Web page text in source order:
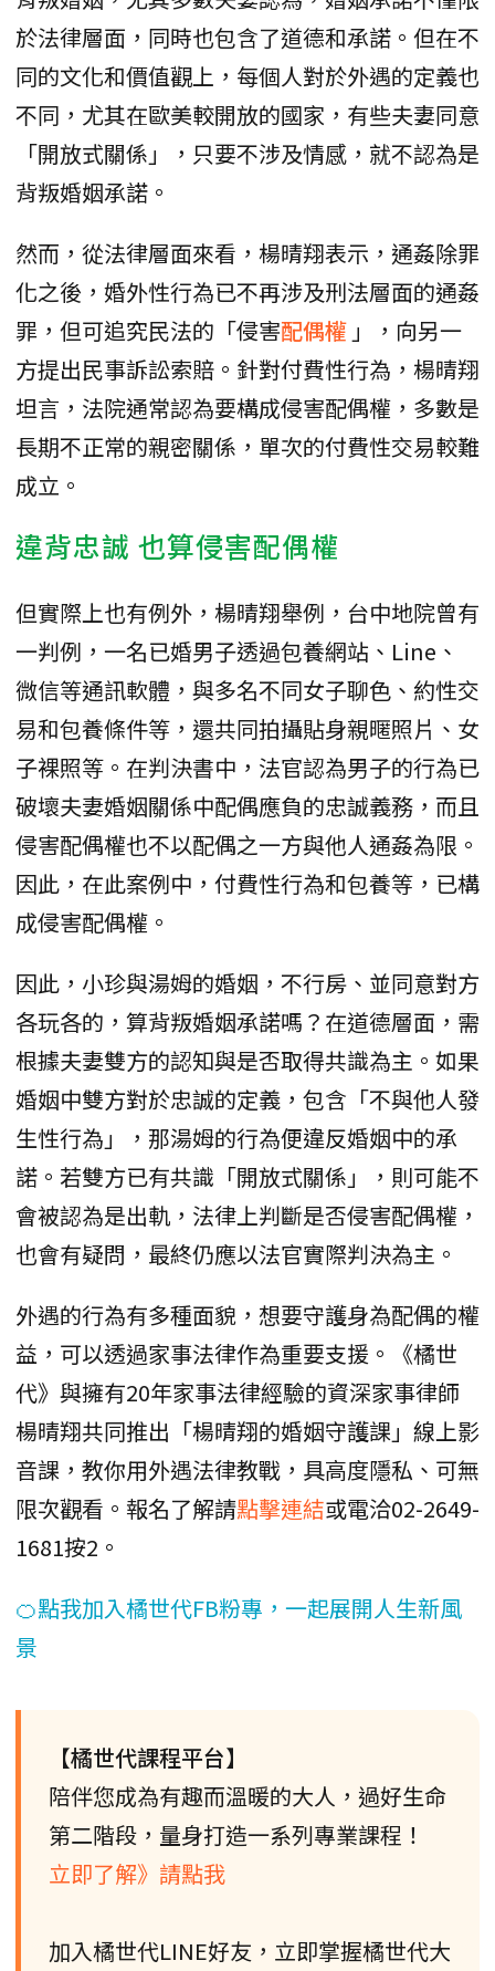
於法律層面，同時也包含了道德和承諾。但在不
同的文化和價值觀上，每個人對於外遇的定義也
不同，尤其在歐美較開放的國家，有些夫妻同意
「開放式關係」，只要不涉及情感，就不認為是
背叛婚姻承諾。
然而，從法律層面來看，楊晴翔表示，通姦除罪
化之後，婚外性行為已不再涉及刑法層面的通姦
罪，但可追究民法的「侵害配偶權 」，向另一
方提出民事訴訟索賠。針對付費性行為，楊晴翔
坦言，法院通常認為要構成侵害配偶權，多數是
長期不正常的親密關係，單次的付費性交易較難
成立。
違背忠誠 也算侵害配偶權
但實際上也有例外，楊晴翔舉例，台中地院曾有
一判例，一名已婚男子透過包養網站、Line、
微信等通訊軟體，與多名不同女子聊色、約性交
易和包養條件等，還共同拍攝貼身親暱照片、女
子裸照等。在判決書中，法官認為男子的行為已
破壞夫妻婚姻關係中配偶應負的忠誠義務，而且
侵害配偶權也不以配偶之一方與他人通姦為限。
因此，在此案例中，付費性行為和包養等，已構
成侵害配偶權。
因此，小珍與湯姆的婚姻，不行房、並同意對方
各玩各的，算背叛婚姻承諾嗎？在道德層面，需
根據夫妻雙方的認知與是否取得共識為主。如果
婚姻中雙方對於忠誠的定義，包含「不與他人發
生性行為」，那湯姆的行為便違反婚姻中的承
諾。若雙方已有共識「開放式關係」，則可能不
會被認為是出軌，法律上判斷是否侵害配偶權，
也會有疑問，最終仍應以法官實際判決為主。
外遇的行為有多種面貌，想要守護身為配偶的權
益，可以透過家事法律作為重要支援。《橘世
代》與擁有20年家事法律經驗的資深家事律師
楊晴翔共同推出「楊晴翔的婚姻守護課」線上影
音課，教你用外遇法律教戰，具高度隱私、可無
限次觀看。報名了解請點擊連結或電洽02-2649-
1681按2。
🍊點我加入橘世代FB粉專，一起展開人生新風
景
【橘世代課程平台】
陪伴您成為有趣而溫暖的大人，過好生命
第二階段，量身打造一系列專業課程！
立即了解》請點我
加入橘世代LINE好友，立即掌握橘世代大